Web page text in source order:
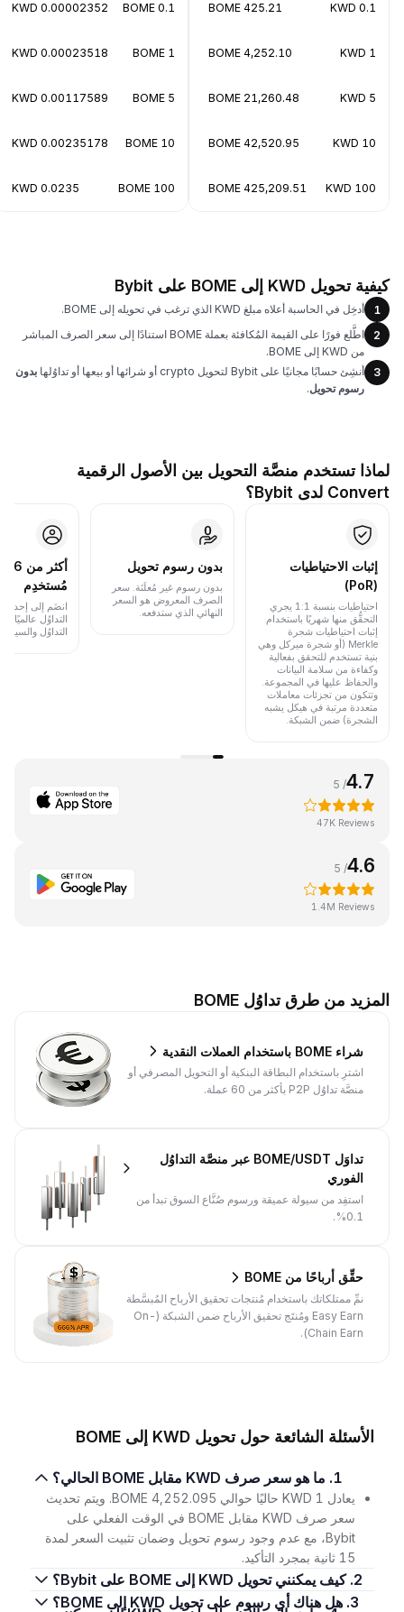
0.1 KWD
425.21 BOME
1 KWD
4,252.10 BOME
5 KWD
21,260.48 BOME
10 KWD
42,520.95 BOME
100 KWD
425,209.51 BOME
0.1 BOME
0.00002352 KWD
1 BOME
0.00023518 KWD
5 BOME
0.00117589 KWD
10 BOME
0.00235178 KWD
100 BOME
0.0235 KWD
كيفية تحويل KWD إلى BOME على Bybit
1
أدخِل في الحاسبة أعلاه مبلغ KWD الذي ترغب في تحويله إلى BOME.
2
اطَّلع فورًا على القيمة المُكافئة بعملة BOME استنادًا إلى سعر الصرف المباشر
من KWD إلى BOME.
3
أنشِئ حسابًا مجانيًا على Bybit لتحويل crypto أو شرائها أو بيعها أو تداوُلها
بدون
رسوم تحويل.
لماذا تستخدم منصَّة التحويل بين الأصول الرقمية
Convert لدى Bybit؟
إثبات الاحتياطيات
(PoR)
احتياطيات بنسبة 1:1 يجري
التحقُّق منها شهريًا باستخدام
إثبات احتياطيات شجرة
Merkle (أو شجرة ميركل وهي
بنية تستخدم للتحقق بفعالية
وكفاءة من سلامة البيانات
والحفاظ عليها في المجموعة.
وتتكون من تجزئات معاملات
متعددة مرتبة في هيكل يشبه
الشجرة) ضمن الشبكة.
بدون رسوم تحويل
بدون رسوم غير مُعلَنَة. سعر
الصرف المعروض هو السعر
النهائي الذي ستدفعه.
مُستخدِم
انضَم إلى إحدى
التداوُل
التداوُل والسيولة.
4.7
/ 5
47K Reviews
4.6
/ 5
1.4M Reviews
المزيد من طرق تداوُل BOME
شراء BOME باستخدام العملات النقدية
اشترِ باستخدام البطاقة البنكية أو التحويل المصرفي أو
منصَّة تداوُل P2P بأكثر من 60 عملة.
تداوَل BOME/USDT عبر منصَّة التداوُل
الفوري
استفِد من سيولة عميقة ورسوم صُنَّاع السوق تبدأ من
0.1%.
حقِّق أرباحًا من BOME
نمِّ ممتلكاتك باستخدام مُنتجات تحقيق الأرباح المُبسَّطة
Easy Earn ومُنتَج تحقيق الأرباح ضمن الشبكة (On-
Chain Earn).
الأسئلة الشائعة حول تحويل KWD إلى BOME
1. ما هو سعر صرف KWD مقابل BOME الحالي؟
يعادل 1 KWD حاليًا حوالي 4,252.095 BOME. ويتم تحديث
سعر صرف KWD مقابل BOME في الوقت الفعلي على
Bybit، مع عدم وجود رسوم تحويل وضمان تثبيت السعر لمدة
15 ثانية بمجرد التأكيد.
2. كيف يمكنني تحويل KWD إلى BOME على Bybit؟
3. هل هناك أي رسوم على تحويل KWD إلى BOME؟